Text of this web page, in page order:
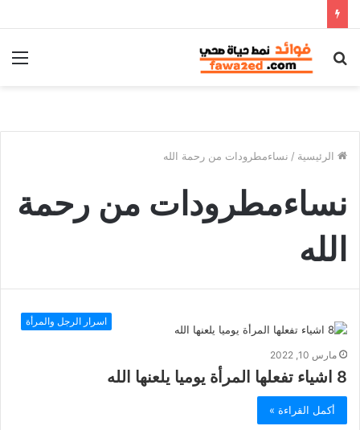
بحث
الرئيسية / نساءمطرودات من رحمة الله
نساءمطرودات من رحمة
الله
اسرار الرجل والمرأة
مارس 10, 2022
8 اشياء تفعلها المرأة يوميا يلعنها الله
أكمل القراءة »